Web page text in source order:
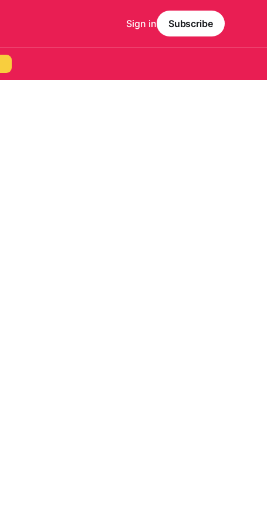
Sign in Subscribe